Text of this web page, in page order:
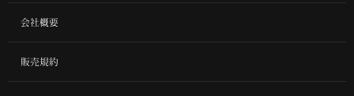
会社概要
販売規約